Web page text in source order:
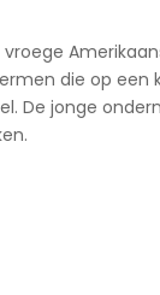
die op
De jonge